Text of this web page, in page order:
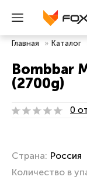
Главная » Каталог
Bombbar
(2700g)
0
Страна: Россия
Количество в